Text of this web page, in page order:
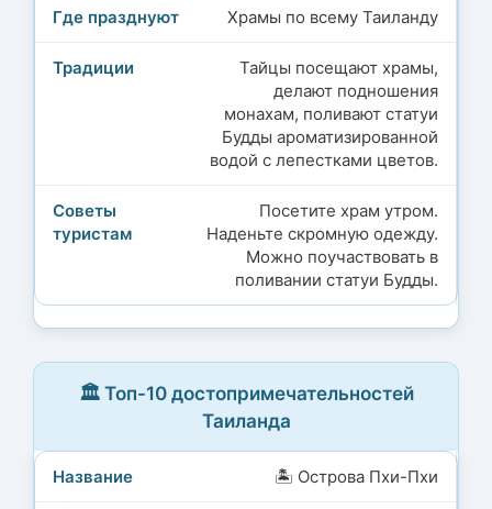
Храмы по всему Таиланду
Тайцы посещают храмы,
делают подношения
монахам, поливают статуи
Будды ароматизированной
водой с лепестками цветов.
Посетите храм утром.
Наденьте скромную одежду.
Можно поучаствовать в
поливании статуи Будды.
🏛️ Топ-10 достопримечательностей
Таиланда
🏝️ Острова Пхи-Пхи